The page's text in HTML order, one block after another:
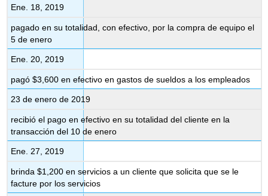
Ene. 18, 2019
pagado en su totalidad, con efectivo, por la compra de equipo el
5 de enero
Ene. 20, 2019
pagó $3,600 en efectivo en gastos de sueldos a los empleados
23 de enero de 2019
recibió el pago en efectivo en su totalidad del cliente en la
transacción del 10 de enero
Ene. 27, 2019
brinda $1,200 en servicios a un cliente que solicita que se le
facture por los servicios